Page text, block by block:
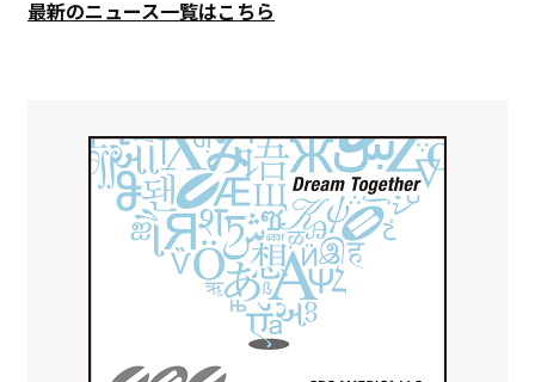
最新のニュース一覧はこちら